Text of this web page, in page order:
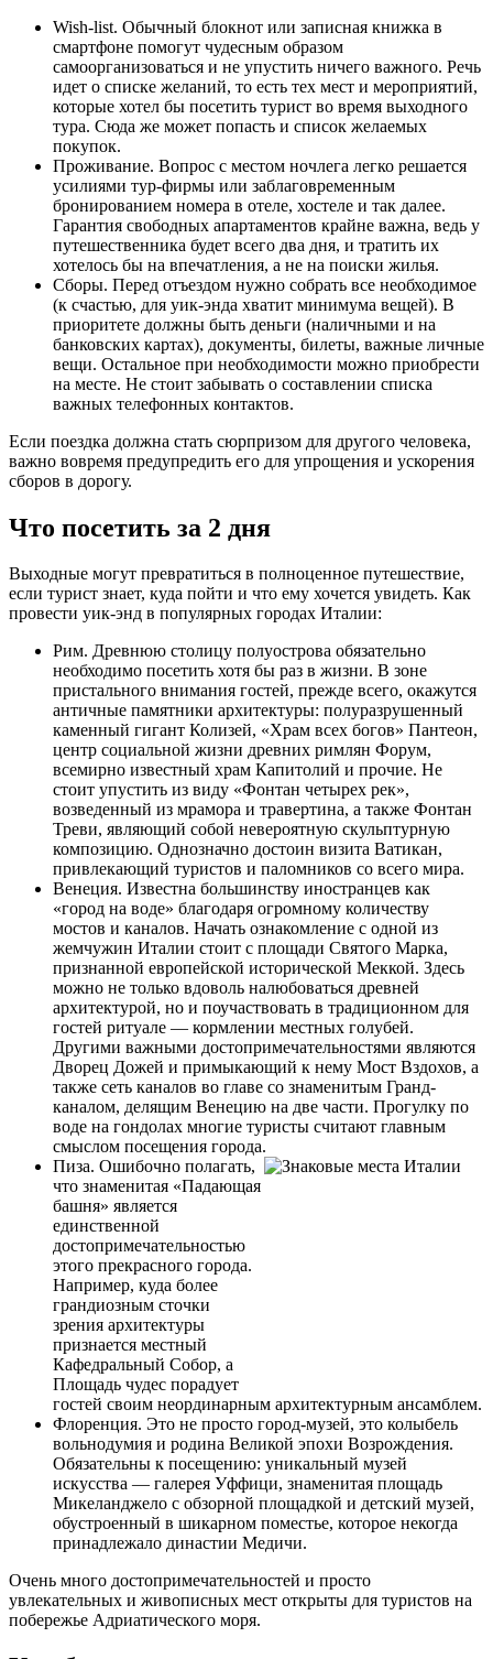
Wish-list. Обычный блокнот или записная книжка в
смартфоне помогут чудесным образом
самоорганизоваться и не упустить ничего важного. Речь
идет о списке желаний, то есть тех мест и мероприятий,
которые хотел бы посетить турист во время выходного
тура. Сюда же может попасть и список желаемых
покупок.
Проживание. Вопрос с местом ночлега легко решается
усилиями тур-фирмы или заблаговременным
бронированием номера в отеле, хостеле и так далее.
Гарантия свободных апартаментов крайне важна, ведь у
путешественника будет всего два дня, и тратить их
хотелось бы на впечатления, а не на поиски жилья.
Сборы. Перед отъездом нужно собрать все необходимое
(к счастью, для уик-энда хватит минимума вещей). В
приоритете должны быть деньги (наличными и на
банковских картах), документы, билеты, важные личные
вещи. Остальное при необходимости можно приобрести
на месте. Не стоит забывать о составлении списка
важных телефонных контактов.
Если поездка должна стать сюрпризом для другого человека,
важно вовремя предупредить его для упрощения и ускорения
сборов в дорогу.
Что посетить за 2 дня
Выходные могут превратиться в полноценное путешествие,
если турист знает, куда пойти и что ему хочется увидеть. Как
провести уик-энд в популярных городах Италии:
Рим. Древнюю столицу полуострова обязательно
необходимо посетить хотя бы раз в жизни. В зоне
пристального внимания гостей, прежде всего, окажутся
античные памятники архитектуры: полуразрушенный
каменный гигант Колизей, «Храм всех богов» Пантеон,
центр социальной жизни древних римлян Форум,
всемирно известный храм Капитолий и прочие. Не
стоит упустить из виду «Фонтан четырех рек»,
возведенный из мрамора и травертина, а также Фонтан
Треви, являющий собой невероятную скульптурную
композицию. Однозначно достоин визита Ватикан,
привлекающий туристов и паломников со всего мира.
Венеция. Известна большинству иностранцев как
«город на воде» благодаря огромному количеству
мостов и каналов. Начать ознакомление с одной из
жемчужин Италии стоит с площади Святого Марка,
признанной европейской исторической Меккой. Здесь
можно не только вдоволь налюбоваться древней
архитектурой, но и поучаствовать в традиционном для
гостей ритуале — кормлении местных голубей.
Другими важными достопримечательностями являются
Дворец Дожей и примыкающий к нему Мост Вздохов, а
также сеть каналов во главе со знаменитым Гранд-
каналом, делящим Венецию на две части. Прогулку по
воде на гондолах многие туристы считают главным
смыслом посещения города.
Пиза. Ошибочно полагать,
что знаменитая «Падающая
башня» является
единственной
достопримечательностью
этого прекрасного города.
Например, куда более
грандиозным сточки
зрения архитектуры
признается местный
Кафедральный Собор, а
Площадь чудес порадует
гостей своим неординарным архитектурным ансамблем.
Флоренция. Это не просто город-музей, это колыбель
вольнодумия и родина Великой эпохи Возрождения.
Обязательны к посещению: уникальный музей
искусства — галерея Уффици, знаменитая площадь
Микеланджело с обзорной площадкой и детский музей,
обустроенный в шикарном поместье, которое некогда
принадлежало династии Медичи.
Очень много достопримечательностей и просто
увлекательных и живописных мест открыты для туристов на
побережье Адриатического моря.